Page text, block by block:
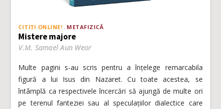
CITIȚI ONLINE! METAFIZICĂ
Mistere majore
V.M. Samael Aun Weor
Multe pagini s-au scris pentru a înțelege remarcabila
figură a lui Isus din Nazaret. Cu toate acestea, se
întâmplă ca respectivele încercări să ajungă de multe ori
pe terenul fanteziei sau al speculațiilor dialectice care